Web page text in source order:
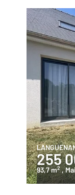
255
93,7 m2 ,